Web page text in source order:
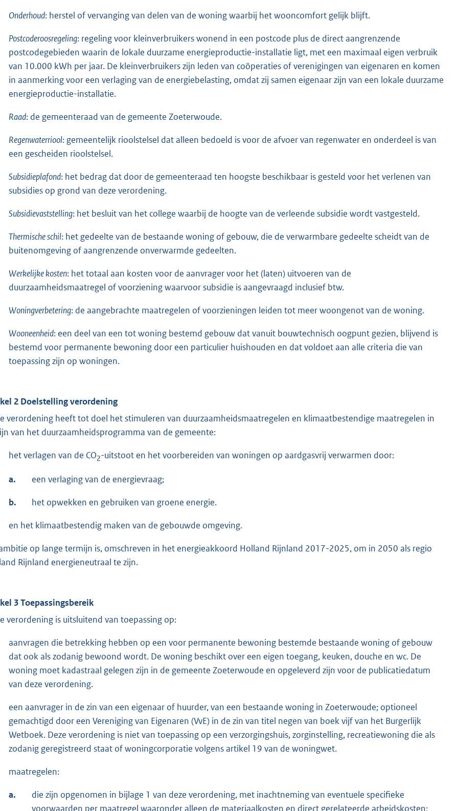
Onderhoud: herstel of vervanging van delen van de woning waarbij het wooncomfort gelijk blijft.
Postcoderoosregeling: regeling voor kleinverbruikers wonend in een postcode plus de direct aangrenzende
postcodegebieden waarin de lokale duurzame energieproductie-installatie ligt, met een maximaal eigen verbruik
van 10.000 kWh per jaar. De kleinverbruikers zijn leden van coöperaties of verenigingen van eigenaren en komen
in aanmerking voor een verlaging van de energiebelasting, omdat zij samen eigenaar zijn van een lokale duurzame
energieproductie-installatie.
Raad: de gemeenteraad van de gemeente Zoeterwoude.
Regenwaterriool: gemeentelijk rioolstelsel dat alleen bedoeld is voor de afvoer van regenwater en onderdeel is van
een gescheiden rioolstelsel.
Subsidieplafond: het bedrag dat door de gemeenteraad ten hoogste beschikbaar is gesteld voor het verlenen van
subsidies op grond van deze verordening.
Subsidievaststelling: het besluit van het college waarbij de hoogte van de verleende subsidie wordt vastgesteld.
Thermische schil: het gedeelte van de bestaande woning of gebouw, die de verwarmbare gedeelte scheidt van de
buitenomgeving of aangrenzende onverwarmde gedeelten.
Werkelijke kosten: het totaal aan kosten voor de aanvrager voor het (laten) uitvoeren van de
duurzaamheidsmaatregel of voorziening waarvoor subsidie is aangevraagd inclusief btw.
Woningverbetering: de aangebrachte maatregelen of voorzieningen leiden tot meer woongenot van de woning.
Wooneenheid: een deel van een tot woning bestemd gebouw dat vanuit bouwtechnisch oogpunt gezien, blijvend is
bestemd voor permanente bewoning door een particulier huishouden en dat voldoet aan alle criteria die van
toepassing zijn op woningen.
2 Doelstelling verordening
verordening heeft tot doel het stimuleren van duurzaamheidsmaatregelen en klimaatbestendige maatregelen in
van het duurzaamheidsprogramma van de gemeente:
het verlagen van de CO2-uitstoot en het voorbereiden van woningen op aardgasvrij verwarmen door:
a. een verlaging van de energievraag;
b. het opwekken en gebruiken van groene energie.
en het klimaatbestendig maken van de gebouwde omgeving.
op lange termijn is, omschreven in het energieakkoord Holland Rijnland 2017-2025, om in 2050 als regio
Rijnland energieneutraal te zijn.
3 Toepassingsbereik
verordening is uitsluitend van toepassing op:
aanvragen die betrekking hebben op een voor permanente bewoning bestemde bestaande woning of gebouw
dat ook als zodanig bewoond wordt. De woning beschikt over een eigen toegang, keuken, douche en wc. De
woning moet kadastraal gelegen zijn in de gemeente Zoeterwoude en opgeleverd zijn voor de publicatiedatum
van deze verordening.
een aanvrager in de zin van een eigenaar of huurder, van een bestaande woning in Zoeterwoude; optioneel
gemachtigd door een Vereniging van Eigenaren (VvE) in de zin van titel negen van boek vijf van het Burgerlijk
Wetboek. Deze verordening is niet van toepassing op een verzorgingshuis, zorginstelling, recreatiewoning die als
zodanig geregistreerd staat of woningcorporatie volgens artikel 19 van de woningwet.
maatregelen:
a.
die zijn opgenomen in bijlage 1 van deze verordening, met inachtneming van eventuele specifieke
voorwaarden per maatregel waaronder alleen de materiaalkosten en direct gerelateerde arbeidskosten;